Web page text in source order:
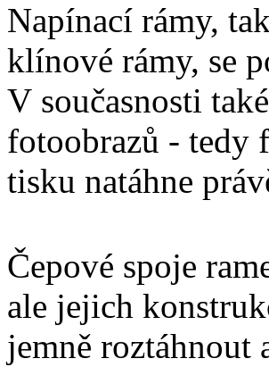
Napínací rámy,
klínové rámy, se
V současnosti
fotoobrazů - tedy
tisku natáhne
Čepové spoje
ale jejich
jemně roztáhnout